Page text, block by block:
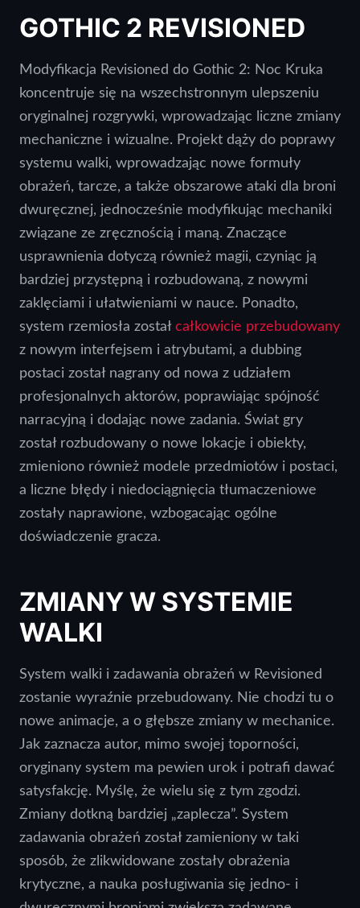
GOTHIC 2 REVISIONED
Modyfikacja Revisioned do Gothic 2: Noc Kruka
koncentruje się na wszechstronnym ulepszeniu
oryginalnej rozgrywki, wprowadzając liczne zmiany
mechaniczne i wizualne. Projekt dąży do poprawy
systemu walki, wprowadzając nowe formuły
obrażeń, tarcze, a także obszarowe ataki dla broni
dwuręcznej, jednocześnie modyfikując mechaniki
związane ze zręcznością i maną. Znaczące
usprawnienia dotyczą również magii, czyniąc ją
bardziej przystępną i rozbudowaną, z nowymi
zaklęciami i ułatwieniami w nauce. Ponadto,
system rzemiosła został całkowicie przebudowany
z nowym interfejsem i atrybutami, a dubbing
postaci został nagrany od nowa z udziałem
profesjonalnych aktorów, poprawiając spójność
narracyjną i dodając nowe zadania. Świat gry
został rozbudowany o nowe lokacje i obiekty,
zmieniono również modele przedmiotów i postaci,
a liczne błędy i niedociągnięcia tłumaczeniowe
zostały naprawione, wzbogacając ogólne
doświadczenie gracza.
ZMIANY W SYSTEMIE
WALKI
System walki i zadawania obrażeń w Revisioned
zostanie wyraźnie przebudowany. Nie chodzi tu o
nowe animacje, a o głębsze zmiany w mechanice.
Jak zaznacza autor, mimo swojej toporności,
oryginany system ma pewien urok i potrafi dawać
satysfakcję. Myślę, że wielu się z tym zgodzi.
Zmiany dotkną bardziej „zaplecza”. System
zadawania obrażeń został zamieniony w taki
sposób, że zlikwidowane zostały obrażenia
krytyczne, a nauka posługiwania się jedno- i